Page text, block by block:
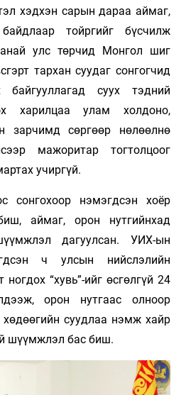
хэдхэн сарын дараа аймаг,
тойргийг бүсчилж
улс төрчид Монгол шиг
тархан суудаг сонгогчид
байгууллагад суух тэдний
харилцаа улам холдоно,
зарчимд сөргөөр нөлөөлнө
мажоритар тогтолцоог
учиргүй.
сонгохоор нэмэгдсэн хоёр
аймаг, орон нутгийнхад
дагуулсан. УИХ-ын
ч улсын нийслэлийн
“хувь”-ийг өсгөлгүй 24
орон нутгаас олноор
суудлаа нэмж хайр
шүүмжлэл бас биш.